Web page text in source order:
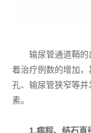
输尿管通道鞘
着治疗例数的增加
孔、输尿管狭窄等
素。
1.病程、结石直